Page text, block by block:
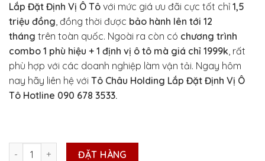
Lắp Đặt Định Vị Ô Tô với mức giá ưu đãi cực tốt chỉ 1,5
triệu đồng, đồng thời được bảo hành lên tới 12
tháng trên toàn quốc. Ngoài ra còn có chương trình
combo 1 phù hiệu + 1 định vị ô tô mà giá chỉ 1999k, rất
phù hợp với các doanh nghiệp làm vận tải. Ngay hôm
nay hãy liên hệ với Tô Châu Holding Lắp Đặt Định Vị Ô
Tô Hotline 090 678 3533.
Lắp Đặt Định Vị Ô Tô Nam Định số lượng
ĐẶT HÀNG